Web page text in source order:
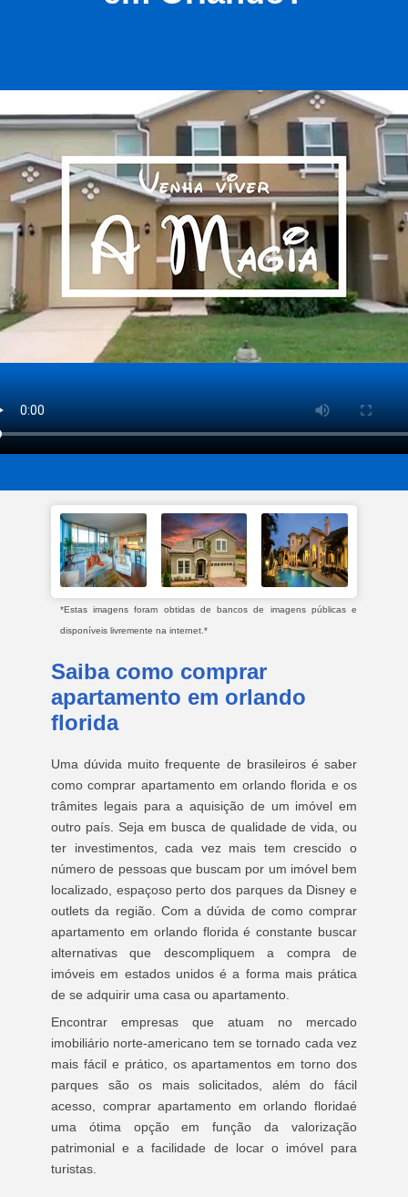
*Estas imagens foram obtidas de bancos de imagens públicas e
disponíveis livremente na internet.*
Saiba como comprar
apartamento em orlando
florida
Uma dúvida muito frequente de brasileiros é saber
como comprar apartamento em orlando florida e os
trâmites legais para a aquisição de um imóvel em
outro país. Seja em busca de qualidade de vida, ou
ter investimentos, cada vez mais tem crescido o
número de pessoas que buscam por um imóvel bem
localizado, espaçoso perto dos parques da Disney e
outlets da região. Com a dúvida de como comprar
apartamento em orlando florida é constante buscar
alternativas que descompliquem a compra de
imóveis em estados unidos é a forma mais prática
de se adquirir uma casa ou apartamento.
Encontrar empresas que atuam no mercado
imobiliário norte-americano tem se tornado cada vez
mais fácil e prático, os apartamentos em torno dos
parques são os mais solicitados, além do fácil
acesso, comprar apartamento em orlando floridaé
uma ótima opção em função da valorização
patrimonial e a facilidade de locar o imóvel para
turistas.